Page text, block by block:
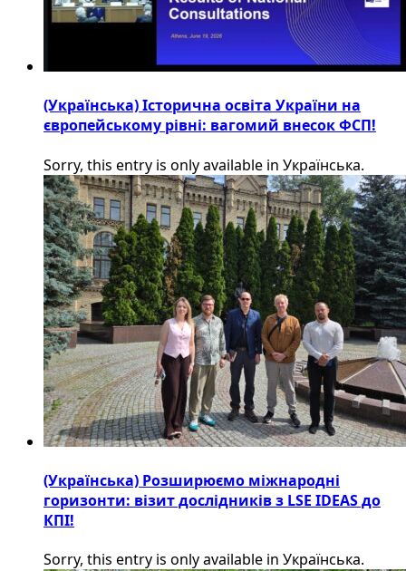
(Українська) Історична освіта України на
європейському рівні: вагомий внесок ФСП!
Sorry, this entry is only available in Українська.
(Українська) Розширюємо міжнародні
горизонти: візит дослідників з LSE IDEAS до
КПІ!
Sorry, this entry is only available in Українська.